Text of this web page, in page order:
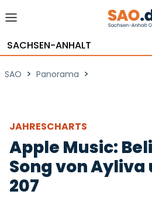
SACHSEN-ANHALT
SAO > Panorama >
JAHRESCHARTS
Apple Music:
Song von Ayliva
207